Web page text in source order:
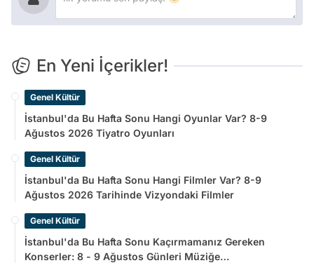
En Yeni İçerikler!
Genel Kültür
İstanbul'da Bu Hafta Sonu Hangi Oyunlar Var? 8-9
Ağustos 2026 Tiyatro Oyunları
Genel Kültür
İstanbul'da Bu Hafta Sonu Hangi Filmler Var? 8-9
Ağustos 2026 Tarihinde Vizyondaki Filmler
Genel Kültür
İstanbul'da Bu Hafta Sonu Kaçırmamanız Gereken
Konserler: 8 - 9 Ağustos Günleri Müziğe